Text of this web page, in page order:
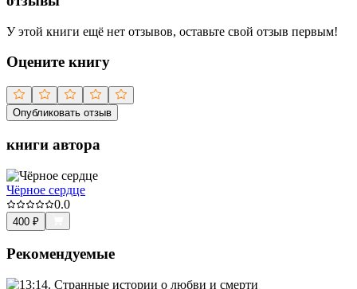
У этой книги ещё нет отзывов, оставьте свой отзыв первым!
Оцените книгу
Опубликовать отзыв
книги автора
Чёрное сердце
0.0
400 ₽
Рекомендуемые